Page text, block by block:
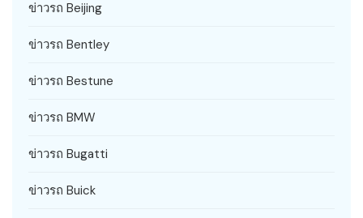
ข่าวรถ Beijing
ข่าวรถ Bentley
ข่าวรถ Bestune
ข่าวรถ BMW
ข่าวรถ Bugatti
ข่าวรถ Buick